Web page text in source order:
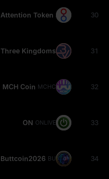
30
Attention Token ATTN
31
Three Kingdoms 3KDS
32
MCH Coin MCHC
33
ON ONLIVE
34
Buttcoin2026 BUTTCOIN2026